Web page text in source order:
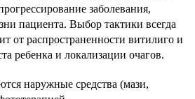
заболевания,
пациента. Выбор тактики всегда
от распространенности витилиго и
ребенка и локализации очагов.
наружные средства (мази,